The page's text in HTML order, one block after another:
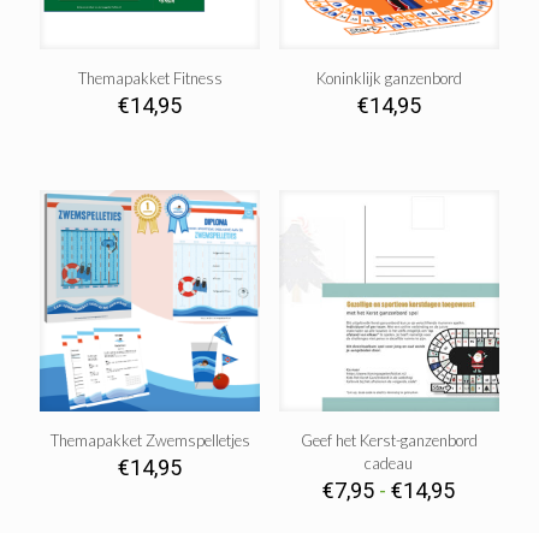
Themapakket Fitness
€14,95
Koninklijk ganzenbord
€14,95
Themapakket Zwemspelletjes
€14,95
Geef het Kerst-ganzenbord
cadeau
€7,95 - €14,95